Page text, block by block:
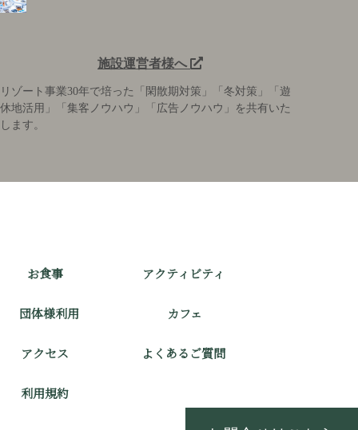
施設運営者様へ
リゾート事業30年で培った「閑散期対策」「冬対策」「遊
休地活用」「集客ノウハウ」「広告ノウハウ」を共有いた
します。
お食事 アクティビティ
団体様利用 カフェ
アクセス よくあるご質問
利用規約